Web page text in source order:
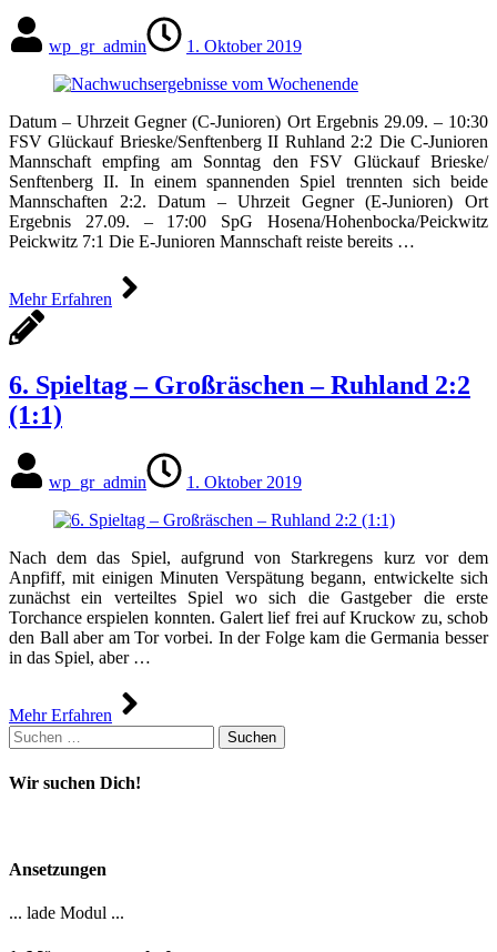
wp_gr_admin 1. Oktober 2019
Datum – Uhrzeit Gegner (C-Junioren) Ort Ergebnis 29.09. – 10:30
FSV Glückauf Brieske/​Senftenberg II Ruhland 2:2 Die C-Junioren
Mannschaft empfing am Sonntag den FSV Glückauf Brieske/​
Senftenberg II. In einem spannenden Spiel trennten sich beide
Mannschaften 2:2. Datum – Uhrzeit Gegner (E-Junioren) Ort
Ergebnis 27.09. – 17:00 SpG Hosena/​Hohenbocka/​Peickwitz
Peickwitz 7:1 Die E-Junioren Mannschaft reiste bereits …
Mehr Erfahren
6. Spieltag – Großräschen – Ruhland 2:2
(1:1)
wp_gr_admin 1. Oktober 2019
Nach dem das Spiel, aufgrund von Starkregens kurz vor dem
Anpfiff, mit einigen Minuten Verspätung begann, entwickelte sich
zunächst ein verteiltes Spiel wo sich die Gastgeber die erste
Torchance erspielen konnten. Galert lief frei auf Kruckow zu, schob
den Ball aber am Tor vorbei. In der Folge kam die Germania besser
in das Spiel, aber …
Mehr Erfahren
Suchen
nach:
Wir suchen Dich!
Ansetzungen
... lade Modul ...